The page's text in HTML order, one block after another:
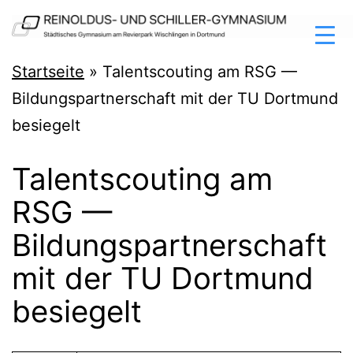
Zum
Inhalt
springen
Reinoldus-
und
Schiller-
Dortmund
Startseite » Talentscouting am RSG —
Bildungspartnerschaft mit der TU Dortmund
besiegelt
Talentscouting am
RSG —
Bildungspartnerschaft
mit der TU Dortmund
besiegelt